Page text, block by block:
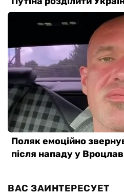
ВАС ЗАИНТЕРЕСУЕТ